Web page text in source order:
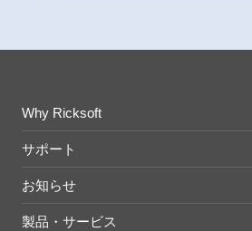
Why Ricksoft
サポート
お知らせ
製品・サービス